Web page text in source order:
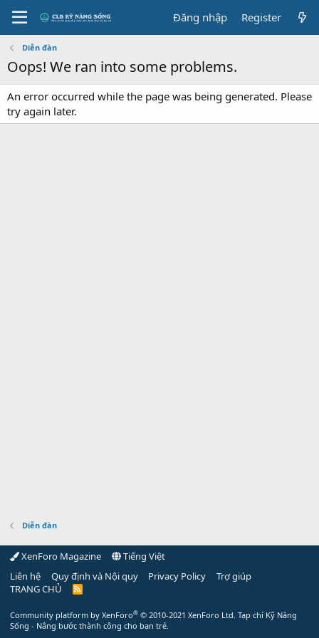
Đăng nhập Register
Diễn đàn
Oops! We ran into some problems.
An error occurred while the page was being generated. Please
try again later.
Diễn đàn
XenForo Magazine
Tiếng Việt
Liên hệ
Quy định và Nội quy Privacy Policy
Trợ giúp
TRANG CHỦ
R
Community platform by XenForo® © 2010-2021 XenForo Ltd. Tạp chí Kỹ Năng
Sống - Nâng bước thành công cho bạn trẻ.